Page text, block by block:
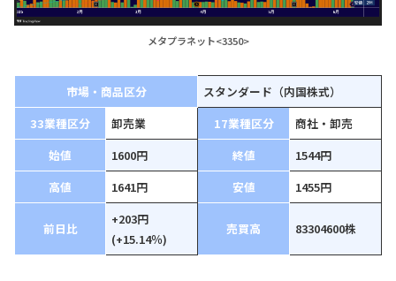
メタプラネット<3350>
市場・商品区分
スタンダード（内国株式）
33業種区分
卸売業 17業種区分
商社・卸売
始値
1600円 終値
1544円
高値
1641円 安値 1455円
前日比
+203円
(+15.14％)
売買高 83304600株